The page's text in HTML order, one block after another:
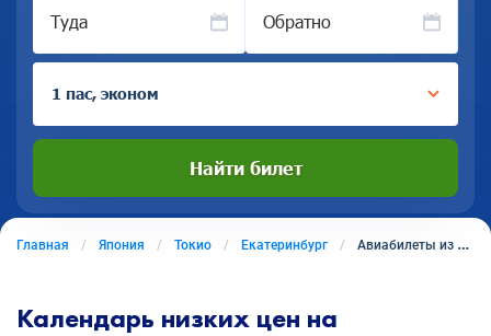
Туда Обратно
1 пас, эконом
Найти билет
Главная Япония Токио Екатеринбург Авиабилеты из Токио в Екатеринбург
Календарь низких цен на